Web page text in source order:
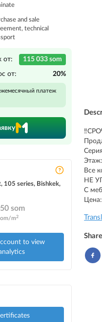
and sale
technical
от: 115 033 som
от: 20%
платеж
105 series, Bishkek,
som
m2
to view
Все
НЕ
С